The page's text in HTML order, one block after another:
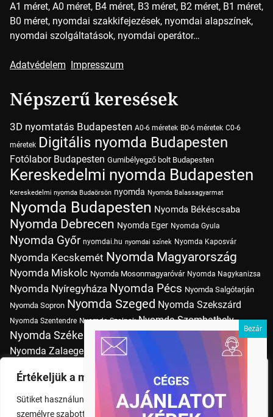
Értékeljük a magánéletét
Sütiket használunk a böngészési élmény fokozására,
személyre szabott hirdetések vagy tartalmak megjelenítésére,
A1 méret, A0 méret, B4 méret, B3 méret, B2 méret, B1 méret,
B0 méret, nyomdai szakkifejezések, nyomdai alapszínek,
nyomdai szolgáltatások, nyomdai operátor…
Adatvédelem Impresszum
Népszerű keresések
3D nyomtatás Budapesten A0-6 méretek B0-6 méretek C0-6
méretek Digitális nyomda Budapesten
Fotólabor Budapesten Gumibélyegző bolt Budapesten
Kereskedelmi nyomda Budapesten
Kereskedelmi nyomda Budaörsön nyomda Nyomda Balassagyarmat
Nyomda Budapesten Nyomda Békéscsaba
Nyomda Debrecen Nyomda Eger Nyomda Gyula
Nyomda Győr nyomdai.hu nyomdai színek Nyomda Kaposvár
Nyomda Kecskemét Nyomda Magyarország
Nyomda Miskolc Nyomda Mosonmagyaróvár Nyomda Nagykanizsa
Nyomda Nyíregyháza Nyomda Pécs Nyomda Salgótarján
Nyomda Sopron Nyomda Szeged Nyomda Szekszárd
Nyomda Szentendre Nyomda Szolnok Nyomda Szombathely
Nyomda Székesfehérvár Nyomda Tatabánya Nyomda Vác
Nyomda Zalaegerszeg Nyomda Érd nyomtatás
Nyomtatás Budapesten
Pólónyomtatás Budapesten Szitanyomda Budapesten
Tudásbázis